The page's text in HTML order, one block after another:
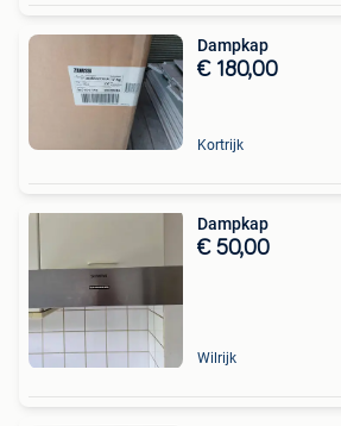
Dampkap
€ 180,00
Kortrijk
Dampkap
€ 50,00
Wilrijk